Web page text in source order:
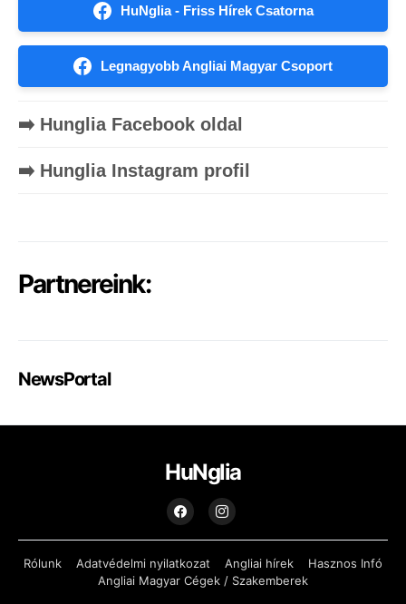
HuNglia - Friss Hírek Csatorna
Legnagyobb Angliai Magyar Csoport
➡️ Hunglia Facebook oldal
➡️ Hunglia Instagram profil
Partnereink:
NewsPortal
HuNglia
Rólunk Adatvédelmi nyilatkozat Angliai hírek
Hasznos Infó
Angliai Magyar Cégek / Szakemberek